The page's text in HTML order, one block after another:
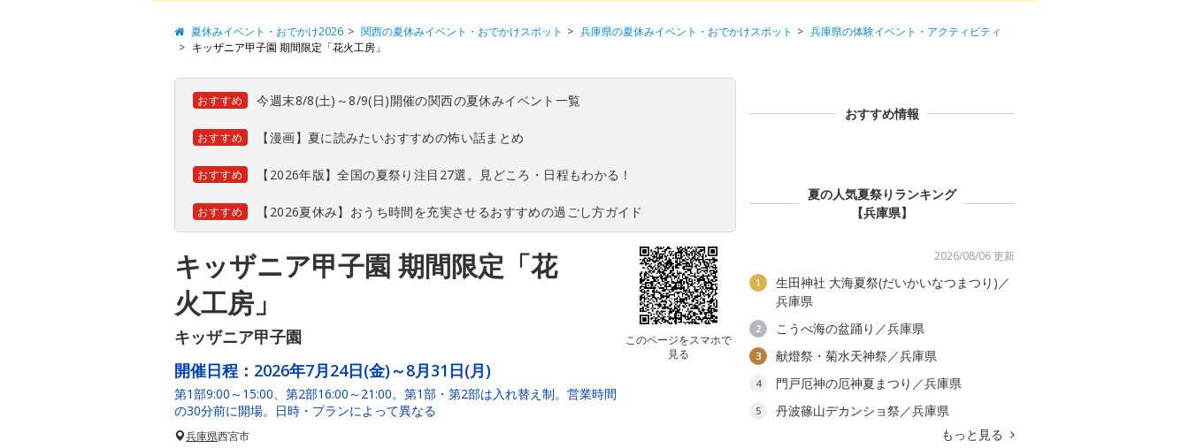
夏休みイベント・おでかけ2026 関西の夏休みイベント・おでかけスポット 兵庫県の夏休みイベント・おでかけスポット
兵庫県の体験イベント・アクティビティ
キッザニア甲子園 期間限定「花火工房」
おすすめ 今週末8/8(土)～8/9(日)開催の関西の夏休みイベント一覧
おすすめ 【漫画】夏に読みたいおすすめの怖い話まとめ
おすすめ 【2026年版】全国の夏祭り注目27選。見どころ・日程もわかる！
おすすめ 【2026夏休み】おうち時間を充実させるおすすめの過ごし方ガイド
キッザニア甲子園 期間限定「花
火工房」
キッザニア甲子園
このページをスマホで
見る
開催日程： 2026年7月24日(金)～8月31日(月)
第1部9:00～15:00、第2部16:00～21:00。第1部・第2部は入れ替え制。営業時間
の30分前に開場。日時・プランによって異なる
兵庫県西宮市
おすすめ情報
夏の人気夏祭りランキング
【兵庫県】
2026/08/06 更新
1
生田神社 大海夏祭(だいかいなつまつり)／
兵庫県
2 こうべ海の盆踊り／兵庫県
3 献燈祭・菊水天神祭／兵庫県
4 門戸厄神の厄神夏まつり／兵庫県
5
丹波篠山デカンショ祭／兵庫県
もっと見る